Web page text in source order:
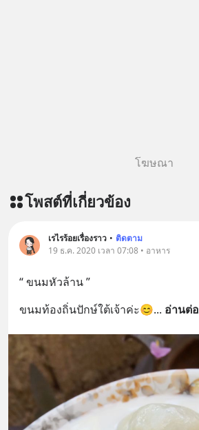
โฆษณา
โพสต์ที่เกี่ยวข้อง
เรไรร้อยเรื่องราว • ติดตาม
19 ธ.ค. 2020 เวลา 07:08 • อาหาร
“ ขนมหัวล้าน ”
ขนมท้องถิ่นปักษ์ใต้เจ้าค่ะ😊... อ่านต่อ